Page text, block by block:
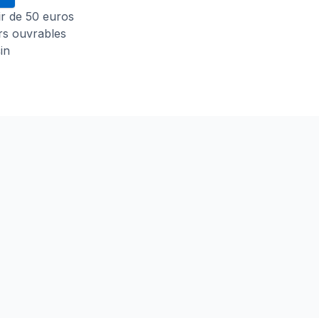
de 50 euros
ouvrables